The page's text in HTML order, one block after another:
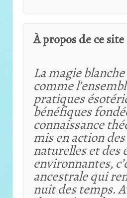
À propos de ce site
La magie
comme
pratiques
bénéfiques
connaissance
mis en action
naturelles et des
environnantes,
ancestrale qui
nuit des temps.